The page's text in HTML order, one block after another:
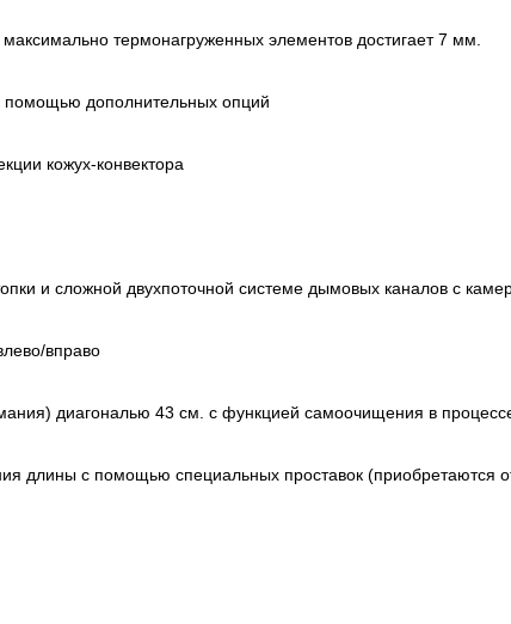
термонагруженных элементов достигает 7 мм.
помощью дополнительных опций
кожух-конвектора
и сложной двухпоточной системе дымовых каналов с
вправо
диагональю 43 см. с функцией самоочищения в
длины с помощью специальных проставок (приобретаются